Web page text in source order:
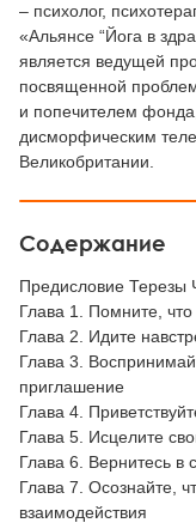
– психолог,
«Альянсе “Йога в
является ведущей
посвященной
и попечителем
дисморфическим
Великобритании.
Содержание
Предисловие Терезы
Глава 1. Помните,
Глава 2. Идите
Глава 3.
приглашение
Глава 4.
Глава 5. Исцелите
Глава 6. Вернитесь в
Глава 7. Осознайте,
взаимодействия